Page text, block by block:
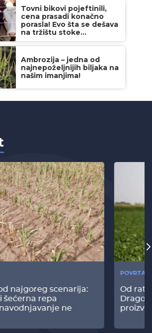
Tovni bikovi pojeftinili,
cena prasadi konačno
porasla! Evo šta se dešava
na tržištu stoke...
Ambrozija – jedna od
najnepoželjnijih biljaka na
našim imanjima!
najgoreg scenarija:
šećerna repa
ne
Od